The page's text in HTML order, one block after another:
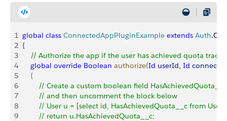
1 global class ConnectedAppPluginExample extends Auth
2 {
3
// Authorize the app if the user has achieved quota
4
    global
override Boolean authorize(Id userId, Id
5
{
6
// Create a custom boolean field
7
        // and then uncomment the block below
8
// User u = [select id, HasAchievedQuota__c from User
9
        // return u.HasAchievedQuota__c;